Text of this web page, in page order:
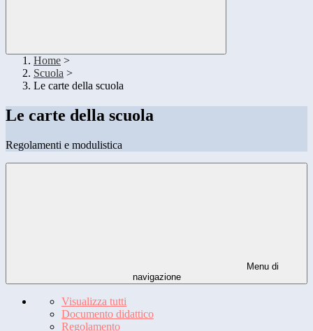
Home >
Scuola >
Le carte della scuola
Le carte della scuola
Regolamenti e modulistica
Menu di
navigazione
Visualizza tutti
Documento didattico
Regolamento